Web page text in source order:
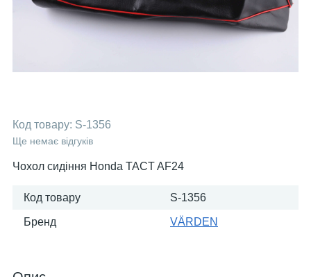
Код товару: S-1356
Ще немає відгуків
Чохол сидіння Honda TACT AF24
Код товару S-1356
Бренд VÄRDEN